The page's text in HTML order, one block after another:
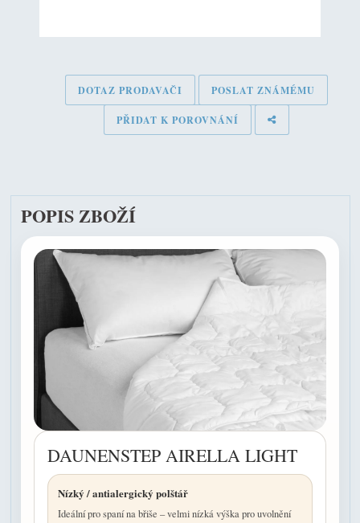
DOTAZ PRODAVAČI POSLAT ZNÁMÉMU
PŘIDAT K POROVNÁNÍ
POPIS ZBOŽÍ
DAUNENSTEP AIRELLA LIGHT
Nízký / antialergický polštář
Ideální pro spaní na břiše – velmi nízká výška pro uvolnění